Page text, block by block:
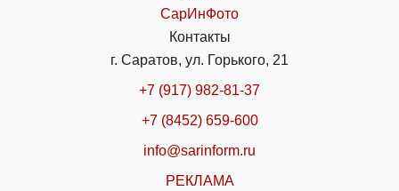
СарИнФото
Контакты
г. Саратов, ул. Горького, 21
+7 (917) 982-81-37
+7 (8452) 659-600
info@sarinform.ru
РЕКЛАМА